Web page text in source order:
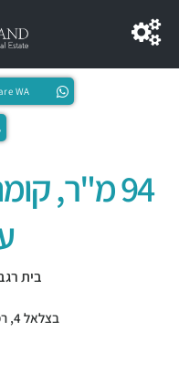
WA
94 מ"ר,
בית
בצלאל 4,